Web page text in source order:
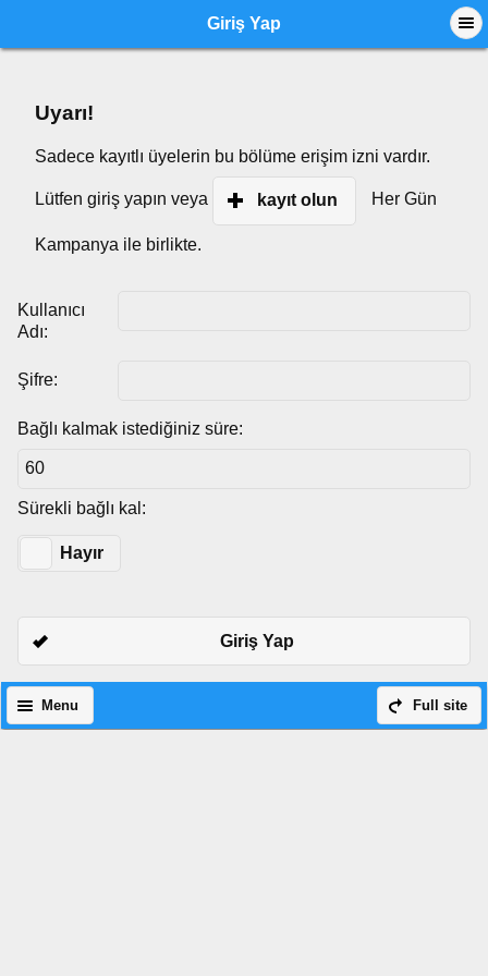
Giriş Yap
Uyarı!
Sadece kayıtlı üyelerin bu bölüme erişim izni vardır.
Lütfen giriş yapın veya kayıt olun Her Gün
Kampanya ile birlikte.
Kullanıcı
Adı:
Şifre:
Bağlı kalmak istediğiniz süre:
Sürekli bağlı kal:
Hayır
Giriş Yap
Full site
Menu